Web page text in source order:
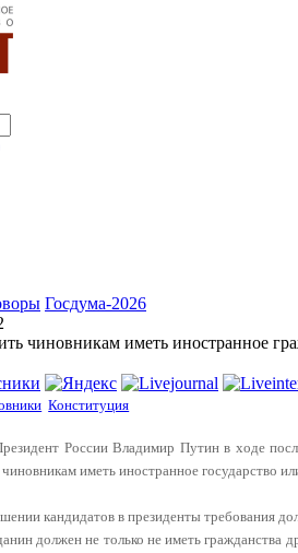
Госдума-2026
чиновникам иметь иностранное
Конституция
России Владимир Путин в ходе
иметь иностранное государство
кандидатов в президенты требования
должен не только не иметь гражданства